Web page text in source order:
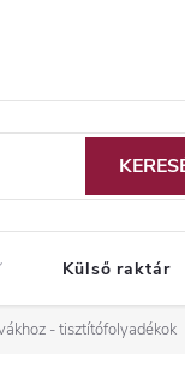
Külső raktár
- tisztítófolyadékok